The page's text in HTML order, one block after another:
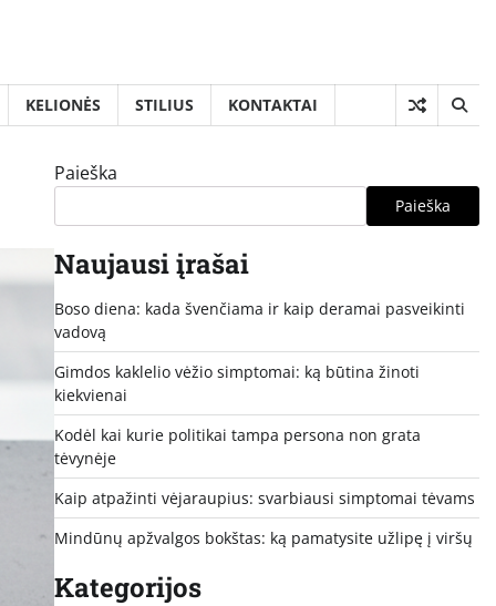
KELIONĖS STILIUS KONTAKTAI
Paieška
Paieška
Naujausi įrašai
Boso diena: kada švenčiama ir kaip deramai pasveikinti
vadovą
Gimdos kaklelio vėžio simptomai: ką būtina žinoti
kiekvienai
Kodėl kai kurie politikai tampa persona non grata
tėvynėje
Kaip atpažinti vėjaraupius: svarbiausi simptomai tėvams
Mindūnų apžvalgos bokštas: ką pamatysite užlipę į viršų
Kategorijos